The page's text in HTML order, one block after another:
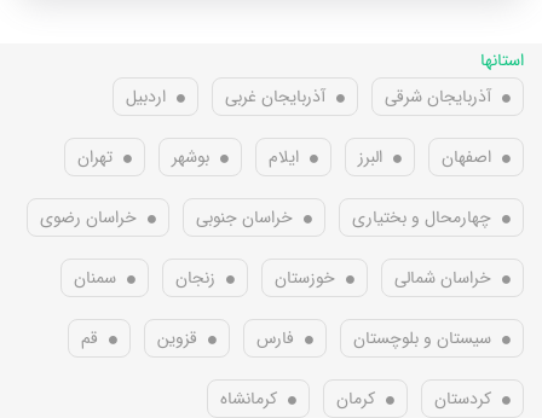
استانها
آذربایجان شرقی
آذربایجان غربی اردبیل
اصفهان البرز ایلام بوشهر تهران
چهارمحال و بختیاری خراسان جنوبی خراسان رضوی
خراسان شمالی خوزستان زنجان سمنان
سیستان و بلوچستان فارس قزوین قم
کردستان کرمان کرمانشاه